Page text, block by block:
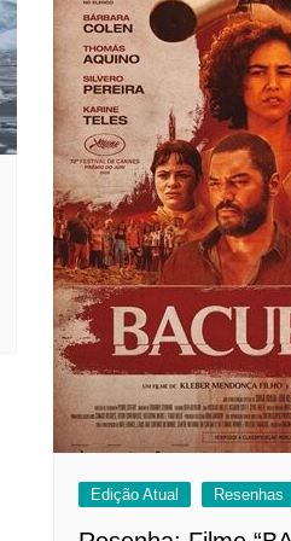
Edição Atual Resenhas